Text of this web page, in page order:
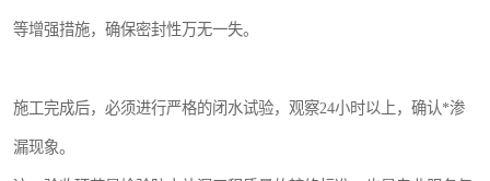
等增强措施，确保密封性万无一失。
施工完成后，必须进行严格的闭水试验，观察24小时以上，确认*渗
漏现象。